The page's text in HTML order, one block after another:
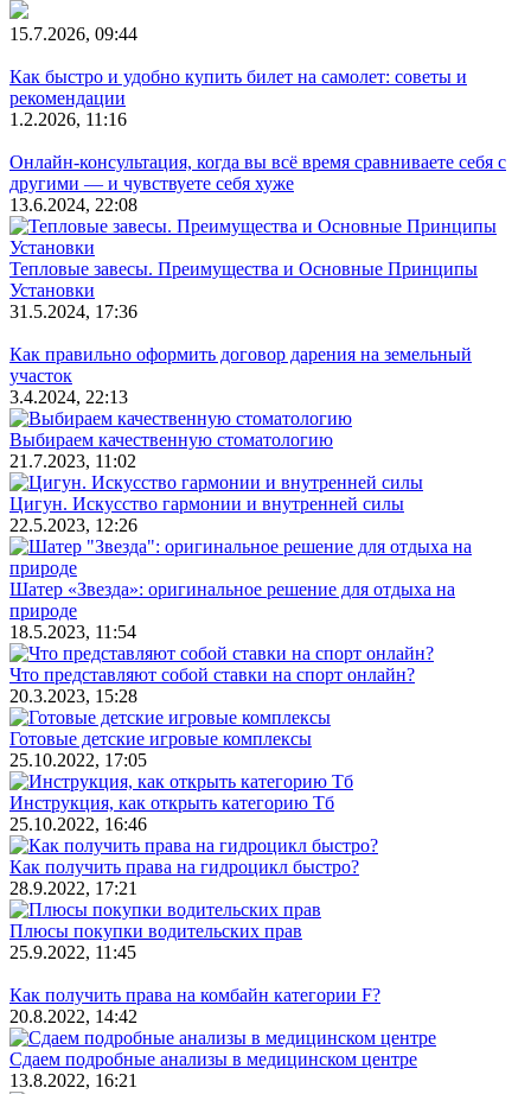
15.7.2026, 09:44
Как быстро и удобно купить билет на самолет: советы и
рекомендации
1.2.2026, 11:16
Онлайн-консультация, когда вы всё время сравниваете себя с
другими — и чувствуете себя хуже
13.6.2024, 22:08
Тепловые завесы. Преимущества и Основные Принципы
Установки
31.5.2024, 17:36
Как правильно оформить договор дарения на земельный
участок
3.4.2024, 22:13
Выбираем качественную стоматологию
21.7.2023, 11:02
Цигун. Искусство гармонии и внутренней силы
22.5.2023, 12:26
Шатер «Звезда»: оригинальное решение для отдыха на
природе
18.5.2023, 11:54
Что представляют собой ставки на спорт онлайн?
20.3.2023, 15:28
Готовые детские игровые комплексы
25.10.2022, 17:05
Инструкция, как открыть категорию Тб
25.10.2022, 16:46
Как получить права на гидроцикл быстро?
28.9.2022, 17:21
Плюсы покупки водительских прав
25.9.2022, 11:45
Как получить права на комбайн категории F?
20.8.2022, 14:42
Сдаем подробные анализы в медицинском центре
13.8.2022, 16:21